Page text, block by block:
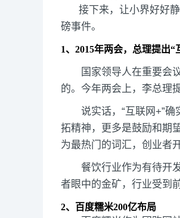
接下来，让小界好好静
磅事件。
1、2015年两会，总理提出
国家领导人在重要会
的。今年两会上，李总理
说实话，“互联网+”
拓精神，更多是鼓励和期
为最热门的词汇，创业者
餐饮行业作为有待开
者眼中的金矿，行业受到
2、百度糯米200亿布局